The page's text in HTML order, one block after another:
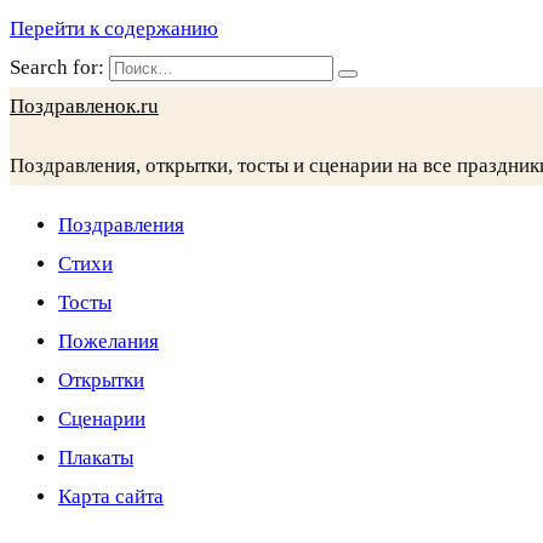
Перейти к содержанию
Search for:
Поздравленок.ru
Поздравления, открытки, тосты и сценарии на все
Поздравления
Стихи
Тосты
Пожелания
Открытки
Сценарии
Плакаты
Карта сайта